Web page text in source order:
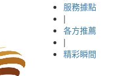
服務據點
|
各方推薦
|
精彩瞬間